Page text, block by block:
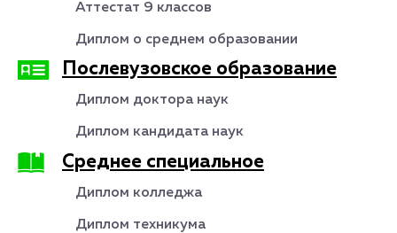
Аттестат 9 классов
Диплом о среднем образовании
Послевузовское образование
Диплом доктора наук
Диплом кандидата наук
Среднее специальное
Диплом колледжа
Диплом техникума